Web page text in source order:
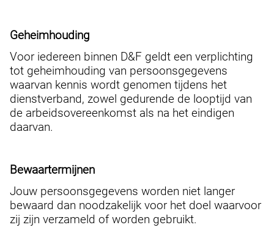
Geheimhouding
Voor iedereen binnen D&F geldt een verplichting
tot geheimhouding van persoonsgegevens
waarvan kennis wordt genomen tijdens het
dienstverband, zowel gedurende de looptijd van
de arbeidsovereenkomst als na het eindigen
daarvan.
Bewaartermijnen
Jouw persoonsgegevens worden niet langer
bewaard dan noodzakelijk voor het doel waarvoor
zij zijn verzameld of worden gebruikt.